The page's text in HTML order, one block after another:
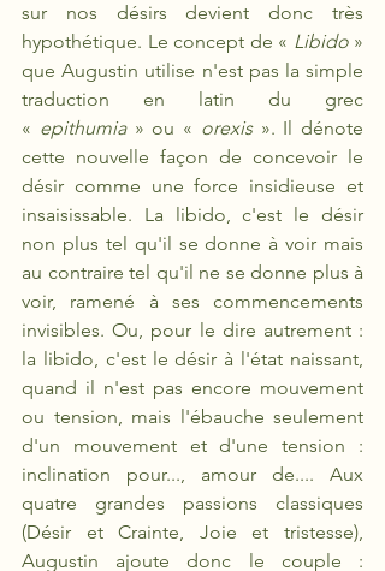
sur nos désirs devient donc très
hypothétique. Le concept de « Libido »
que Augustin utilise n'est pas la simple
traduction en latin du grec
« epithumia » ou « orexis ». Il dénote
cette nouvelle façon de concevoir le
désir comme une force insidieuse et
insaisissable. La libido, c'est le désir
non plus tel qu'il se donne à voir mais
au contraire tel qu'il ne se donne plus à
voir, ramené à ses commencements
invisibles. Ou, pour le dire autrement :
la libido, c'est le désir à l'état naissant,
quand il n'est pas encore mouvement
ou tension, mais l'ébauche seulement
d'un mouvement et d'une tension :
inclination pour..., amour de.... Aux
quatre grandes passions classiques
(Désir et Crainte, Joie et tristesse),
Augustin ajoute donc le couple :